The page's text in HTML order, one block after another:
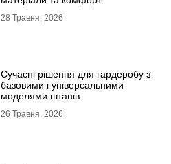
28 Травня, 2026
Сучасні рішення для гардеробу з
базовими і універсальними
моделями штанів
26 Травня, 2026